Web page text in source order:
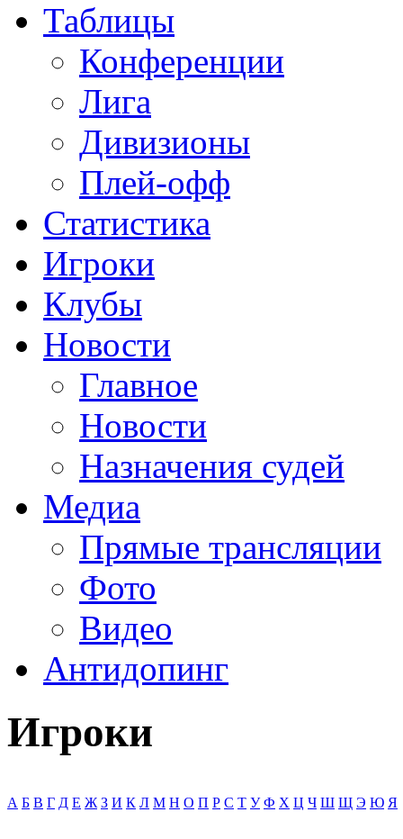
Таблицы
Конференции
Лига
Дивизионы
Плей-офф
Статистика
Игроки
Клубы
Новости
Главное
Новости
Назначения судей
Медиа
Прямые трансляции
Фото
Видео
Антидопинг
Игроки
А Б В Г Д Е Ж З И К Л М Н О П Р С Т У Ф Х Ц Ч Ш Щ Э Ю Я